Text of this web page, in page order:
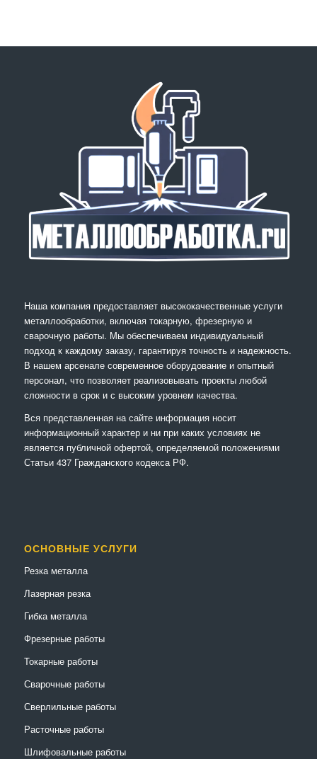
Наша компания предоставляет высококачественные услуги
металлообработки, включая токарную, фрезерную и
сварочную работы. Мы обеспечиваем индивидуальный
подход к каждому заказу, гарантируя точность и надежность.
В нашем арсенале современное оборудование и опытный
персонал, что позволяет реализовывать проекты любой
сложности в срок и с высоким уровнем качества.
Вся представленная на сайте информация носит
информационный характер и ни при каких условиях не
является публичной офертой, определяемой положениями
Статьи 437 Гражданского кодекса РФ.
ОСНОВНЫЕ УСЛУГИ
Резка металла
Лазерная резка
Гибка металла
Фрезерные работы
Токарные работы
Сварочные работы
Сверлильные работы
Расточные работы
Шлифовальные работы